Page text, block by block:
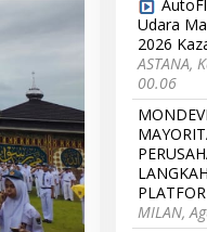
Udara
2026
ASTANA,
00.06
MILAN,